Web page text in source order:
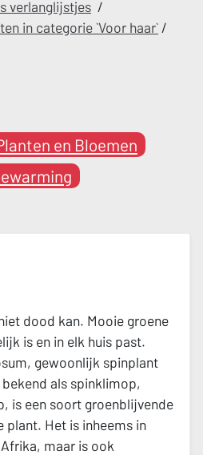
verlanglijstjes /
in categorie `Voor haar` /
en Bloemen
dood kan. Mooie groene
is en in elk huis past.
gewoonlijk spinplant
als spinklimop,
is een soort groenblijvende
plant. Het is inheems in
maar is ook